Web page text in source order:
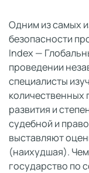
Одним из самых
безопасности
Index —
проведении
специалисты
количественных
развития и
судебной и
выставляют
(наихудшая).
государство по